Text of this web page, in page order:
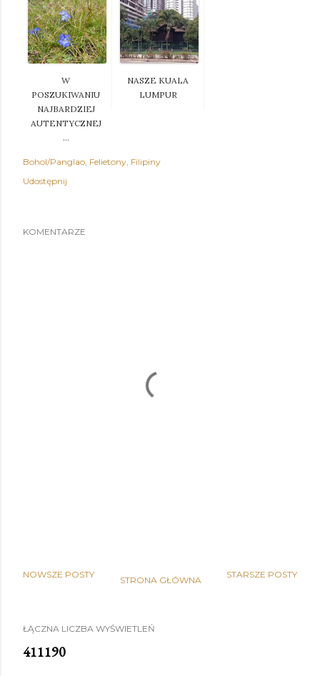
W
POSZUKIWANIU
NAJBARDZIEJ
AUTENTYCZNEJ
...
NASZE KUALA
LUMPUR
Bohol/Panglao Felietony Filipiny
Udostępnij
KOMENTARZE
NOWSZE POSTY STARSZE POSTY
STRONA GŁÓWNA
ŁĄCZNA LICZBA WYŚWIETLEŃ
411190